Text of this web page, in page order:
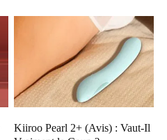
Kiiroo Pearl 2+ (Avis) : Vaut-Il